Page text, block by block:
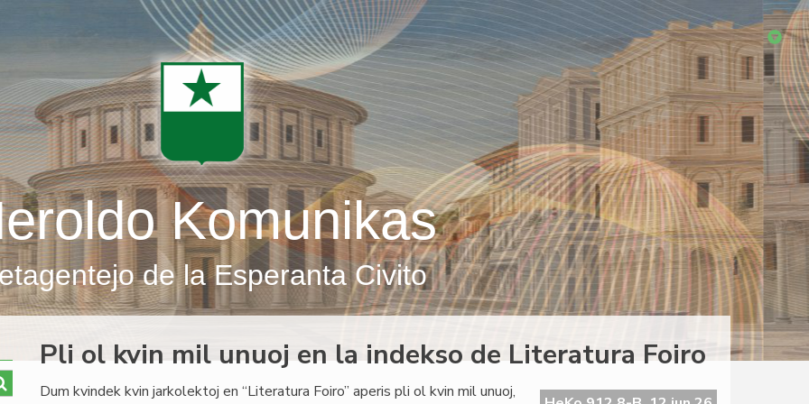
Komunikas
de la Esperanta Civito
Pli ol kvin mil unuoj en la indekso de Literatura Foiro
Dum kvindek kvin jarkolektoj en “Literatura Foiro” aperis pli ol kvin mil unuoj,